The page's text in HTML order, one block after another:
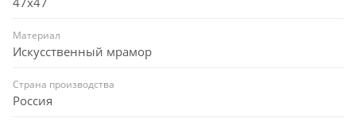
Материал
Искусственный мрамор
Страна производства
Россия